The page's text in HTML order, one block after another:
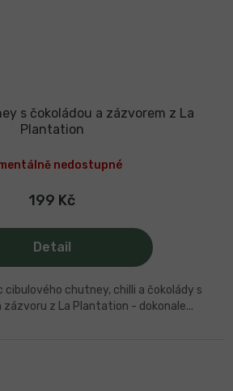
s čokoládou a zázvorem z La
Plantation
nedostupné
199 Kč
Detail
chutney, chilli a čokolády s
zázvoru z La Plantation - dokonale...